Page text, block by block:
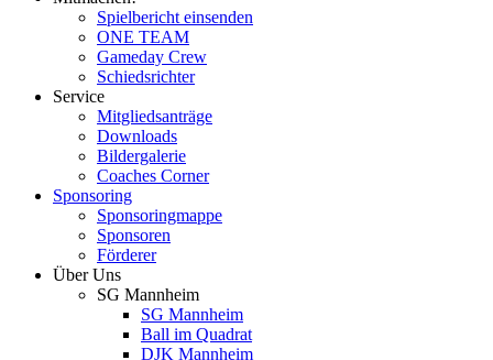
Spielbericht einsenden
ONE TEAM
Gameday Crew
Schiedsrichter
Service
Mitgliedsanträge
Downloads
Bildergalerie
Coaches Corner
Sponsoring
Sponsoringmappe
Sponsoren
Förderer
Über Uns
SG Mannheim
SG Mannheim
Ball im Quadrat
DJK Mannheim